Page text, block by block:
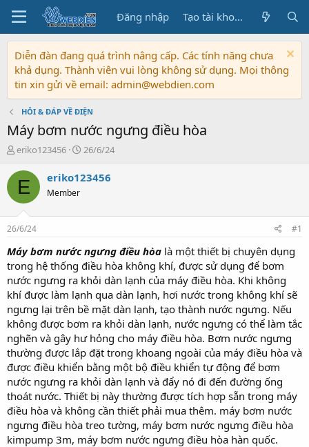
Đăng nhập Tạo tài khoản
Diễn đàn đang quá trình nâng cấp. Các tính năng chưa
khả dụng. Thành viên vui lòng không sử dụng. Mọi thông
tin xin gửi về email: admin@webdien.com
HỎI & ĐÁP VỀ ĐIỆN
Máy bơm nước ngưng điều hòa
T
r
a
s
t
a
t
e
r
eriko123456
N
à
ầ
u
26/6/24
E eriko123456
Member
26/6/24 #1
Máy bơm nước ngưng điều hòa là một thiết bị chuyên dụng
trong hệ thống điều hòa không khí, được sử dụng để bơm
nước ngưng ra khỏi dàn lạnh của máy điều hòa. Khi không
khí được làm lạnh qua dàn lạnh, hơi nước trong không khí sẽ
ngưng lại trên bề mặt dàn lạnh, tạo thành nước ngưng. Nếu
không được bơm ra khỏi dàn lạnh, nước ngưng có thể làm tắc
nghẽn và gây hư hỏng cho máy điều hòa. Bơm nước ngưng
thường được lắp đặt trong khoang ngoài của máy điều hòa và
được điều khiển bằng một bộ điều khiển tự động để bơm
nước ngưng ra khỏi dàn lạnh và đẩy nó đi đến đường ống
thoát nước. Thiết bị này thường được tích hợp sẵn trong máy
điều hòa và không cần thiết phải mua thêm. máy bơm nước
ngưng điều hòa treo tường, máy bơm nước ngưng điều hòa
kimpump 3m, máy bơm nước ngưng điều hòa hàn quốc.